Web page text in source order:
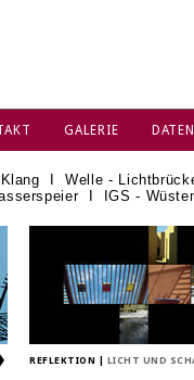
GALERIE
IWelle -
I IGS -
REFLEKTION LICHT UND